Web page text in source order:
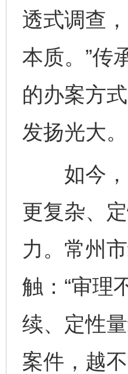
透式调查
本质。”传
的办案方
发扬光大。
如今，
更复杂、
力。常州
触：“审理
续、定性
案件，越